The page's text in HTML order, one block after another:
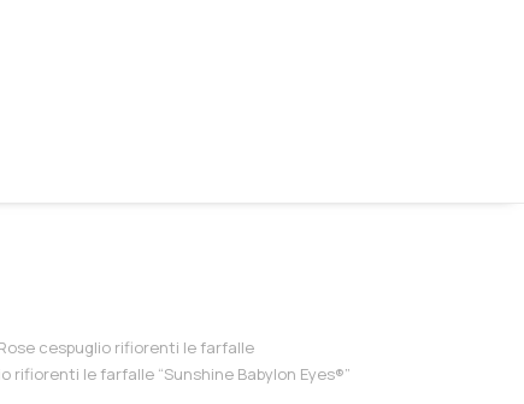
cespuglio rifiorenti le farfalle
rifiorenti le farfalle “Sunshine Babylon Eyes®”